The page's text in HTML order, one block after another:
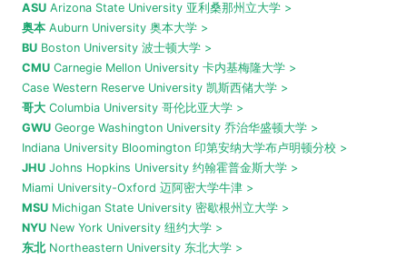
ASU Arizona State University 亚利桑那州立大学 >
奥本 Auburn University 奥本大学 >
BU Boston University 波士顿大学 >
CMU Carnegie Mellon University 卡内基梅隆大学 >
Case Western Reserve University 凯斯西储大学 >
哥大 Columbia University 哥伦比亚大学 >
GWU George Washington University 乔治华盛顿大学 >
Indiana University Bloomington 印第安纳大学布卢明顿分校 >
JHU Johns Hopkins University 约翰霍普金斯大学 >
Miami University-Oxford 迈阿密大学牛津 >
MSU Michigan State University 密歇根州立大学 >
NYU New York University 纽约大学 >
东北Northeastern University 东北大学 >